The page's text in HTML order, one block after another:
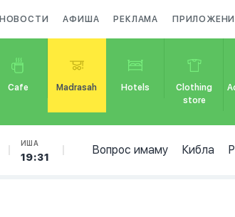
НОВОСТИ АФИША РЕКЛАМА
Cafe Madrasah Hotels
Clothing
store
ИША
19:31
Вопрос имаму Кибла